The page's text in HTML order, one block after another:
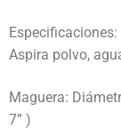
Especificaciones:
Aspira polvo,
Maguera:
7” )